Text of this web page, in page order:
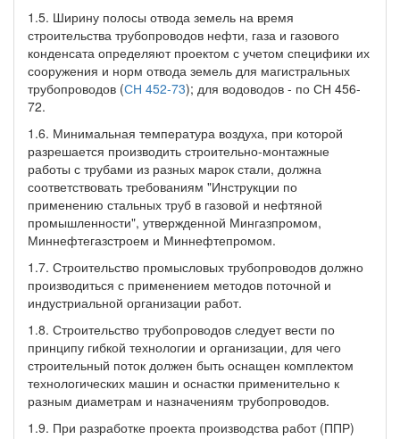
1.5. Ширину полосы отвода земель на время
строительства трубопроводов нефти, газа и газового
конденсата определяют проектом с учетом специфики их
сооружения и норм отвода земель для магистральных
трубопроводов (СН 452-73); для водоводов - по СН 456-
72.
1.6. Минимальная температура воздуха, при которой
разрешается производить строительно-монтажные
работы с трубами из разных марок стали, должна
соответствовать требованиям "Инструкции по
применению стальных труб в газовой и нефтяной
промышленности", утвержденной Мингазпромом,
Миннефтегазстроем и Миннефтепромом.
1.7. Строительство промысловых трубопроводов должно
производиться с применением методов поточной и
индустриальной организации работ.
1.8. Строительство трубопроводов следует вести по
принципу гибкой технологии и организации, для чего
строительный поток должен быть оснащен комплектом
технологических машин и оснастки применительно к
разным диаметрам и назначениям трубопроводов.
1.9. При разработке проекта производства работ (ППР)